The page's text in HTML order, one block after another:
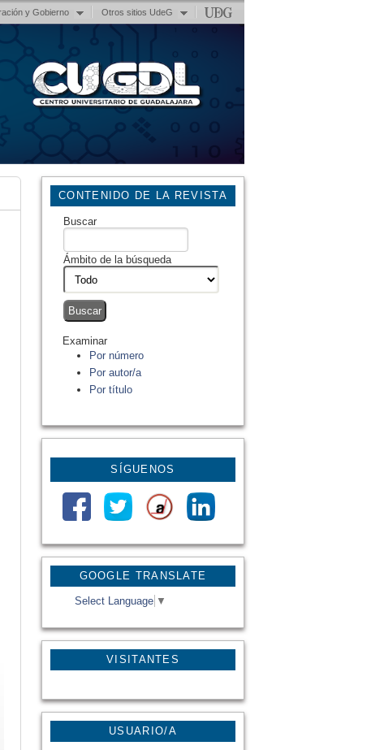
y Gobierno Otros sitios UdeG
GOOGLE TRANSLATE
Select Language ▼
VISITANTES
CONTENIDO DE LA REVISTA
Buscar
Ámbito de la búsqueda
Examinar
Por número
Por autor/a
Por título
SÍGUENOS
USUARIO/A